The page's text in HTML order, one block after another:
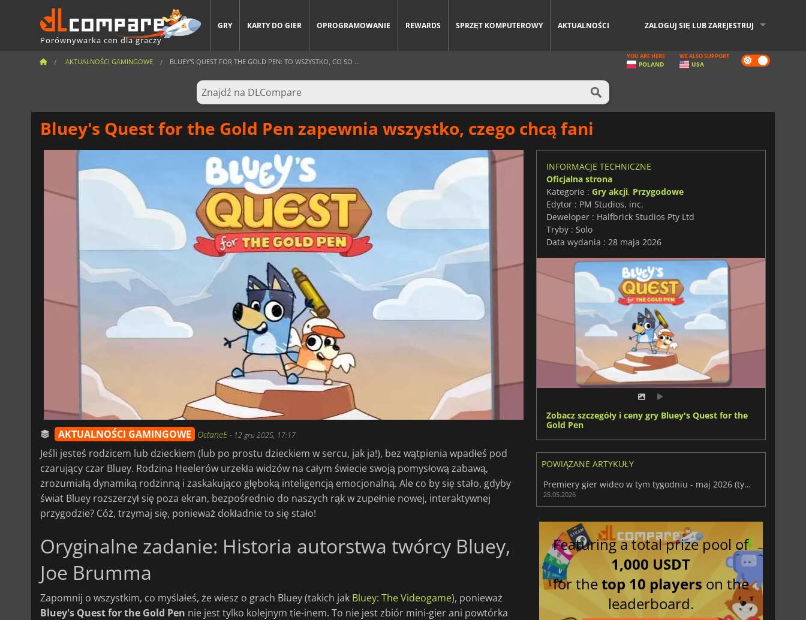
Porównywarka cen dla graczy
GRY KARTY DO GIER OPROGRAMOWANIE REWARDS SPRZĘT KOMPUTEROWY AKTUALNOŚCI ZALOGUJ SIĘ LUB ZAREJESTRUJ
AKTUALNOŚCI GAMINGOWE BLUEY'S QUEST FOR THE GOLD PEN: TO WSZYSTKO, CO SO ... Dark
mode
YOU ARE HERE
POLAND
WE ALSO SUPPORT
USA
Bluey's Quest for the Gold Pen zapewnia wszystko, czego chcą fani
AKTUALNOŚCI GAMINGOWE OctaneE- 12 gru 2025, 17:17
Jeśli jesteś rodzicem lub dzieckiem (lub po prostu dzieckiem w sercu, jak ja!), bez wątpienia wpadłeś pod
czarujący czar Bluey. Rodzina Heelerów urzekła widzów na całym świecie swoją pomysłową zabawą,
zrozumiałą dynamiką rodzinną i zaskakująco głęboką inteligencją emocjonalną. Ale co by się stało, gdyby
świat Bluey rozszerzył się poza ekran, bezpośrednio do naszych rąk w zupełnie nowej, interaktywnej
przygodzie? Cóż, trzymaj się, ponieważ dokładnie to się stało!
Oryginalne zadanie: Historia autorstwa twórcy Bluey,
Joe Brumma
Zapomnij o wszystkim, co myślałeś, że wiesz o grach Bluey (takich jak Bluey: The Videogame), ponieważ
Bluey's Quest for the Gold Pen nie jest tylko kolejnym tie-inem. To nie jest zbiór mini-gier ani powtórka
INFORMACJE TECHNICZNE
Oficjalna strona
Kategorie : Gry akcji, Przygodowe
Edytor : PM Studios, inc.
Deweloper : Halfbrick Studios Pty Ltd
Tryby : Solo
Data wydania : 28 maja 2026
Zobacz szczegóły i ceny gry Bluey's Quest for the
Gold Pen
POWIĄZANE ARTYKUŁY
Premiery gier wideo w tym tygodniu - maj 2026 (tydzień 22)
25.05.2026
Featuring a total prize pool of
1,000 USDT
for thetop 10 players on the
leaderboard.